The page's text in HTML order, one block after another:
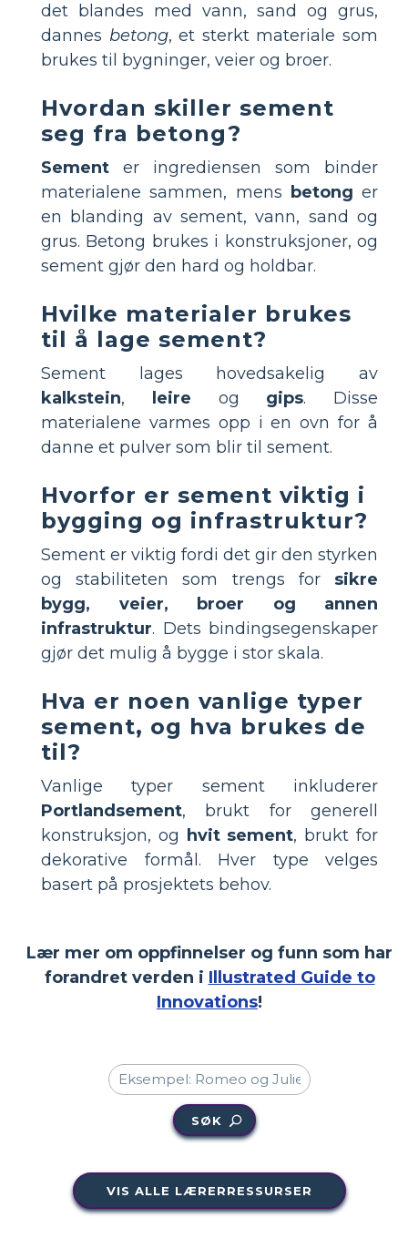
det blandes med vann, sand og grus,
dannes betong, et sterkt materiale som
brukes til bygninger, veier og broer.
Hvordan skiller sement
seg fra betong?
Sement er ingrediensen som binder
materialene sammen, mens betong er
en blanding av sement, vann, sand og
grus. Betong brukes i konstruksjoner, og
sement gjør den hard og holdbar.
Hvilke materialer brukes
til å lage sement?
Sement lages hovedsakelig av
kalkstein, leire og gips. Disse
materialene varmes opp i en ovn for å
danne et pulver som blir til sement.
Hvorfor er sement viktig i
bygging og infrastruktur?
Sement er viktig fordi det gir den styrken
og stabiliteten som trengs for sikre
bygg, veier, broer og annen
infrastruktur. Dets bindingsegenskaper
gjør det mulig å bygge i stor skala.
Hva er noen vanlige typer
sement, og hva brukes de
til?
Vanlige typer sement inkluderer
Portlandsement, brukt for generell
konstruksjon, og hvit sement, brukt for
dekorative formål. Hver type velges
basert på prosjektets behov.
Lær mer om oppfinnelser og funn som har
forandret verden i Illustrated Guide to
Innovations!
SØK
VIS ALLE LÆRERRESSURSER